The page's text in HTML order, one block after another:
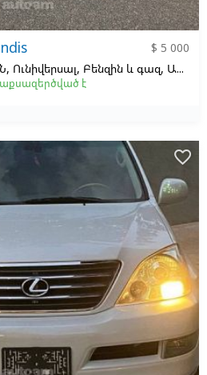
$ 5 000
Բենզին և գազ, Ավտոմատ, Աջ,
է
favorite_border